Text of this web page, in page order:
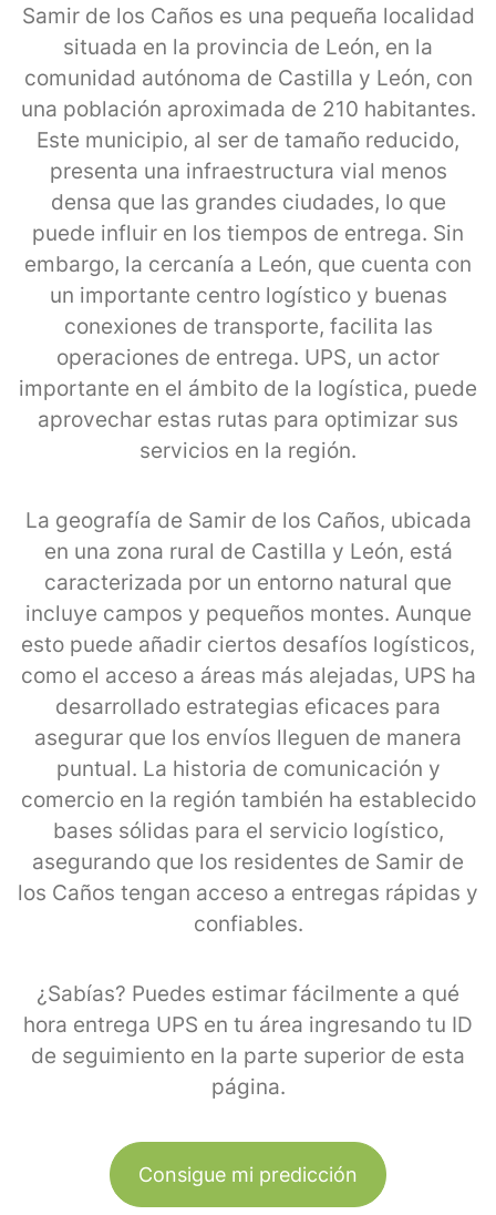
Samir de los Caños es una pequeña localidad
situada en la provincia de León, en la
comunidad autónoma de Castilla y León, con
una población aproximada de 210 habitantes.
Este municipio, al ser de tamaño reducido,
presenta una infraestructura vial menos
densa que las grandes ciudades, lo que
puede influir en los tiempos de entrega. Sin
embargo, la cercanía a León, que cuenta con
un importante centro logístico y buenas
conexiones de transporte, facilita las
operaciones de entrega. UPS, un actor
importante en el ámbito de la logística, puede
aprovechar estas rutas para optimizar sus
servicios en la región.
La geografía de Samir de los Caños, ubicada
en una zona rural de Castilla y León, está
caracterizada por un entorno natural que
incluye campos y pequeños montes. Aunque
esto puede añadir ciertos desafíos logísticos,
como el acceso a áreas más alejadas, UPS ha
desarrollado estrategias eficaces para
asegurar que los envíos lleguen de manera
puntual. La historia de comunicación y
comercio en la región también ha establecido
bases sólidas para el servicio logístico,
asegurando que los residentes de Samir de
los Caños tengan acceso a entregas rápidas y
confiables.
¿Sabías? Puedes estimar fácilmente a qué
hora entrega UPS en tu área ingresando tu ID
de seguimiento en la parte superior de esta
página.
Consigue mi predicción